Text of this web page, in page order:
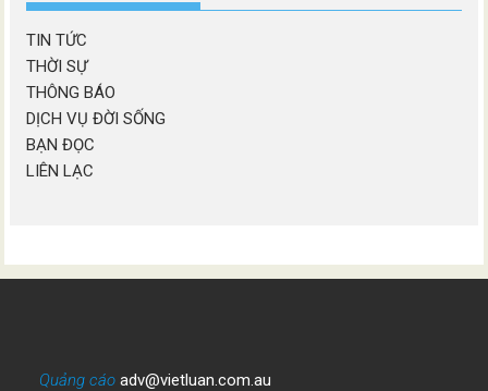
TIN TỨC
THỜI SỰ
THÔNG BÁO
DỊCH VỤ ĐỜI SỐNG
BẠN ĐỌC
LIÊN LẠC
Quảng cáo adv@vietluan.com.au